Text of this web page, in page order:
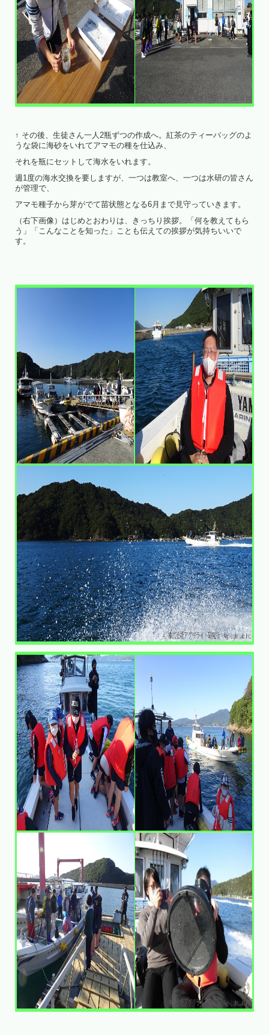
↑ その後、生徒さん一人2瓶ずつの作成へ。紅茶のティーバッグのよ
うな袋に海砂をいれてアマモの種を仕込み、
それを瓶にセットして海水をいれます。
週1度の海水交換を要しますが、一つは教室へ、一つは水研の皆さん
が管理で、
アマモ種子から芽がでて苗状態となる6月まで見守っていきます。
（右下画像）はじめとおわりは、きっちり挨拶。「何を教えてもら
う」「こんなことを知った」ことも伝えての挨拶が気持ちいいで
す。